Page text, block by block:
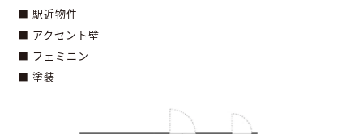
■ 駅近物件
■ アクセント壁
■ フェミニン
■ 塗装